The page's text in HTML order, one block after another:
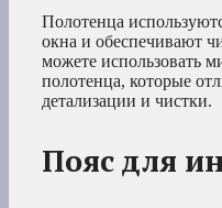
Полотенца
окна и обеспечивают
можете использовать
полотенца, которые
детализации и чистки.
Пояс для